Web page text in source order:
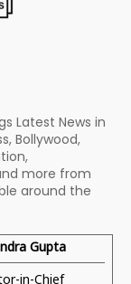
Latest News in
Bollywood,
more from
around the
Gupta
in-Chief